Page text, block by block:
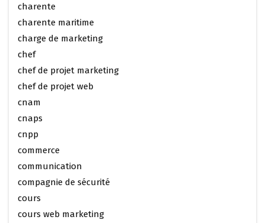
charente
charente maritime
charge de marketing
chef
chef de projet marketing
chef de projet web
cnam
cnaps
cnpp
commerce
communication
compagnie de sécurité
cours
cours web marketing